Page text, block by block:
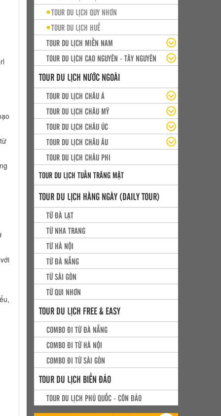
TOUR DU LỊCH QUY NHƠN
TOUR DU LỊCH HUẾ
TOUR DU LỊCH MIỀN NAM
TOUR DU LỊCH CAO NGUYÊN - TÂY NGUYÊN
TOUR DU LỊCH NƯỚC NGOÀI
TOUR DU LỊCH CHÂU Á
TOUR DU LỊCH CHÂU MỸ
TOUR DU LỊCH CHÂU ÚC
TOUR DU LỊCH CHÂU ÂU
TOUR DU LỊCH CHÂU PHI
TOUR DU LỊCH TUẦN TRĂNG MẬT
TOUR DU LỊCH HÀNG NGÀY (DAILY TOUR)
TỪ ĐÀ LẠT
TỪ NHA TRANG
TỪ HÀ NỘI
TỪ ĐÀ NẴNG
TỪ SÀI GÒN
TỪ QUI NHƠN
TOUR DU LỊCH FREE & EASY
COMBO ĐI TỪ ĐÀ NẴNG
COMBO ĐI TỪ HÀ NỘI
COMBO ĐI TỪ SÀI GÒN
TOUR DU LỊCH BIỂN ĐẢO
TOUR DU LỊCH PHÚ QUỐC - CÔN ĐẢO